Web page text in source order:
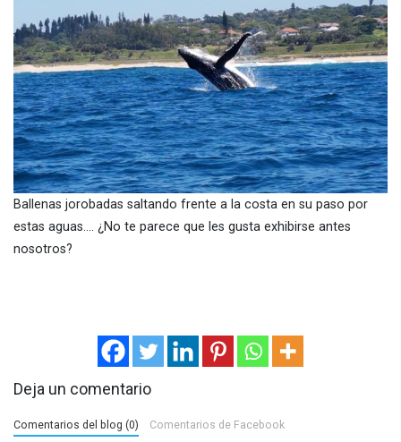
Ballenas jorobadas saltando frente a la costa en su paso por
estas aguas…. ¿No te parece que les gusta exhibirse antes
nosotros?
Deja un comentario
Comentarios del blog (0) Comentarios de Facebook